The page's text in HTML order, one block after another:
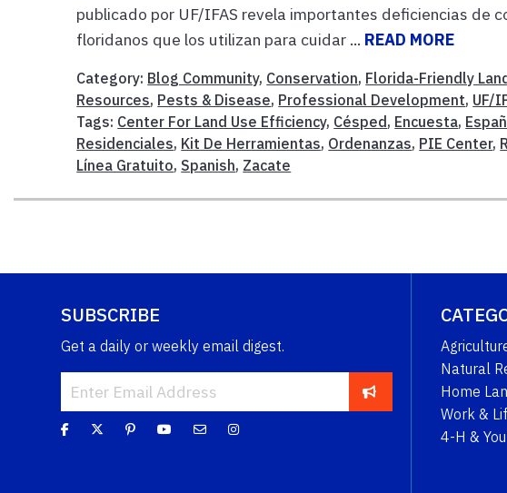
publicado por UF/IFAS revela importantes deficiencias de
floridanos que los utilizan para cuidar ... READ MORE
Category: Blog Community, Conservation, Florida-Friendly
Resources, Pests & Disease, Professional Development, UF/
Tags: Center For Land Use Efficiency, Césped, Encuesta,
Residenciales, Kit De Herramientas, Ordenanzas, PIE Center,
Línea Gratuito, Spanish, Zacate
SUBSCRIBE
Get a daily or weekly email digest.
Natural
Home
Work &
4-H &